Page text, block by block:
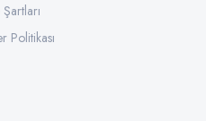
Politikası